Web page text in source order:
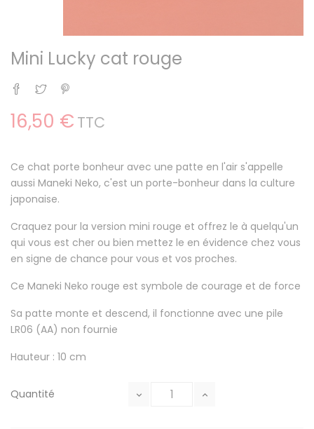
Mini Lucky cat rouge
Partager
Tweet
16,50 € TTC
Ce chat porte bonheur avec une patte en l'air s'appelle
aussi Maneki Neko, c'est un porte-bonheur dans la culture
japonaise.
Craquez pour la version mini rouge et offrez le à quelqu'un
qui vous est cher ou bien mettez le en évidence chez vous
en signe de chance pour vous et vos proches.
Ce Maneki Neko rouge est symbole de courage et de force
Sa patte monte et descend, il fonctionne avec une pile
LR06 (AA) non fournie
Hauteur : 10 cm
Quantité